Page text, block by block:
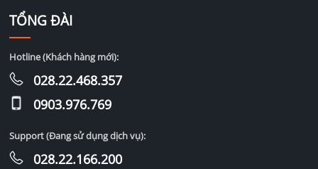
TỔNG ĐÀI
Hotline (Khách hàng mới):
028.22.468.357
0903.976.769
Support (Đang sử dụng dịch vụ):
028.22.166.200